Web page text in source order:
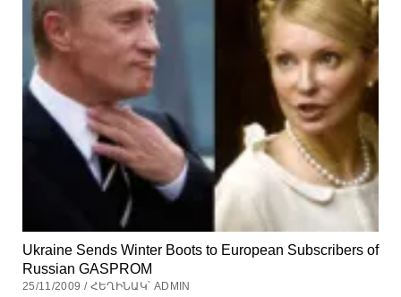
Ukraine Sends Winter Boots to European Subscribers of
Russian GASPROM
25/11/2009 / ՀԵՂԻՆԱԿ՝ ADMIN